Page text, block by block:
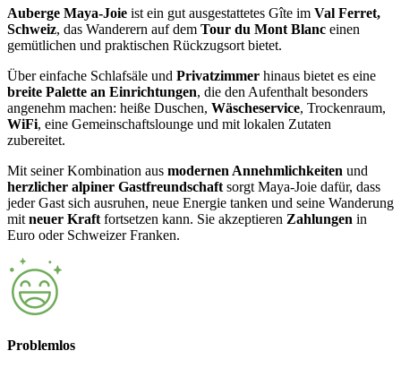
Auberge Maya-Joie ist ein gut ausgestattetes Gîte im Val Ferret,
Schweiz, das Wanderern auf dem Tour du Mont Blanc einen
gemütlichen und praktischen Rückzugsort bietet.
Über einfache Schlafsäle und Privatzimmer hinaus bietet es eine
breite Palette an Einrichtungen, die den Aufenthalt besonders
angenehm machen: heiße Duschen, Wäscheservice, Trockenraum,
WiFi, eine Gemeinschaftslounge und mit lokalen Zutaten
zubereitet.
Mit seiner Kombination aus modernen Annehmlichkeiten und
herzlicher alpiner Gastfreundschaft sorgt Maya-Joie dafür, dass
jeder Gast sich ausruhen, neue Energie tanken und seine Wanderung
mit neuer Kraft fortsetzen kann. Sie akzeptieren Zahlungen in
Euro oder Schweizer Franken.
Problemlos